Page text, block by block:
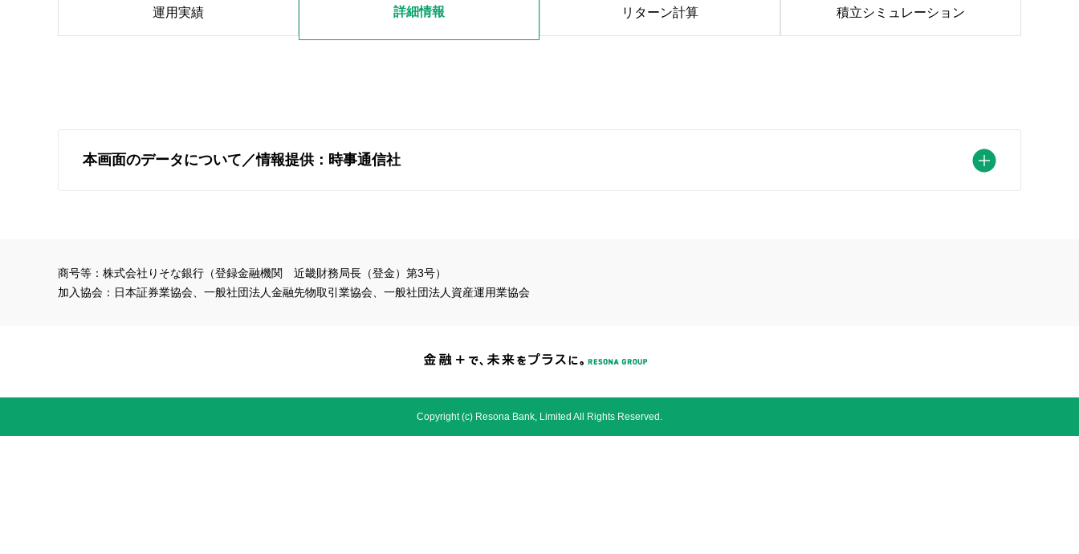
運用実績 詳細情報 リターン計算 積立シミュレーション
本画面のデータについて／情報提供：時事通信社
商号等：株式会社りそな銀行（登録金融機関 近畿財務局長（登金）第3号）
加入協会：日本証券業協会、一般社団法人金融先物取引業協会、一般社団法人資産運用業協会
Copyright (c) Resona Bank, Limited All Rights Reserved.